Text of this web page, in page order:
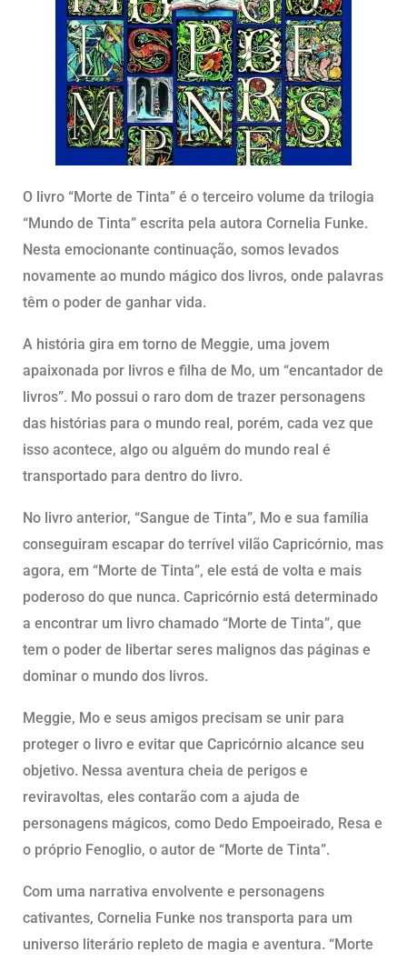
O livro “Morte de Tinta” é o terceiro volume da trilogia
“Mundo de Tinta” escrita pela autora Cornelia Funke.
Nesta emocionante continuação, somos levados
novamente ao mundo mágico dos livros, onde palavras
têm o poder de ganhar vida.
A história gira em torno de Meggie, uma jovem
apaixonada por livros e filha de Mo, um “encantador de
livros”. Mo possui o raro dom de trazer personagens
das histórias para o mundo real, porém, cada vez que
isso acontece, algo ou alguém do mundo real é
transportado para dentro do livro.
No livro anterior, “Sangue de Tinta”, Mo e sua família
conseguiram escapar do terrível vilão Capricórnio, mas
agora, em “Morte de Tinta”, ele está de volta e mais
poderoso do que nunca. Capricórnio está determinado
a encontrar um livro chamado “Morte de Tinta”, que
tem o poder de libertar seres malignos das páginas e
dominar o mundo dos livros.
Meggie, Mo e seus amigos precisam se unir para
proteger o livro e evitar que Capricórnio alcance seu
objetivo. Nessa aventura cheia de perigos e
reviravoltas, eles contarão com a ajuda de
personagens mágicos, como Dedo Empoeirado, Resa e
o próprio Fenoglio, o autor de “Morte de Tinta”.
Com uma narrativa envolvente e personagens
cativantes, Cornelia Funke nos transporta para um
universo literário repleto de magia e aventura. “Morte